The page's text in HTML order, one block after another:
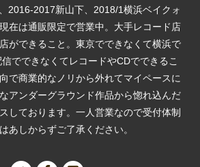
2016-2017新山下、2018/1横浜ベイクォ
在は通販限定で営業中。大手レコード店
ができること。東京でできなくて横浜で
でできなくてレコードやCDでできるこ
で商業的なノリから外れてマイペースに
アンダーグラウンド作品から惚れ込んだ
しております。一人営業なので受付体制
あしからずご了承ください。